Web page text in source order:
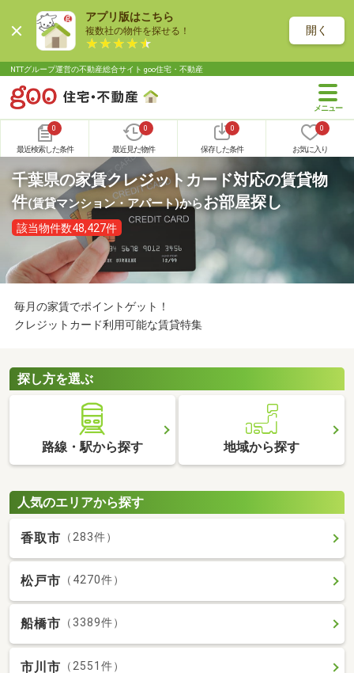
アプリ版はこちら
複数社の物件を探せる！ 開く
NTTグループ運営の不動産総合サイト goo住宅・不動産
0
最近検索した条件
0
最近見た物件
0
保存した条件
0
お気に入り
千葉県の家賃クレジットカード対応の賃貸物
件(賃貸マンション・アパート)からお部屋探し
該当物件数48,427件
毎月の家賃でポイントゲット！
クレジットカード利用可能な賃貸特集
探し方を選ぶ
路線・駅から探す 地域から探す
人気のエリアから探す
香取市 （283件）
松戸市 （4270件）
船橋市 （3389件）
市川市 （2551件）